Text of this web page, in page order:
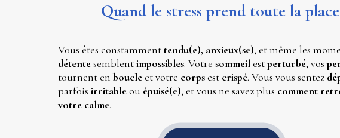
Quand le stress prend toute la
Vous êtes constamment tendu(e), anxieux(se)
détente semblent impossibles. Votre sommeil est perturbé, vos
tournent en boucle et votre corps est crispé. Vous vous sentez
parfois irritable ou épuisé(e), et vous ne savez plus comment
votre calme.